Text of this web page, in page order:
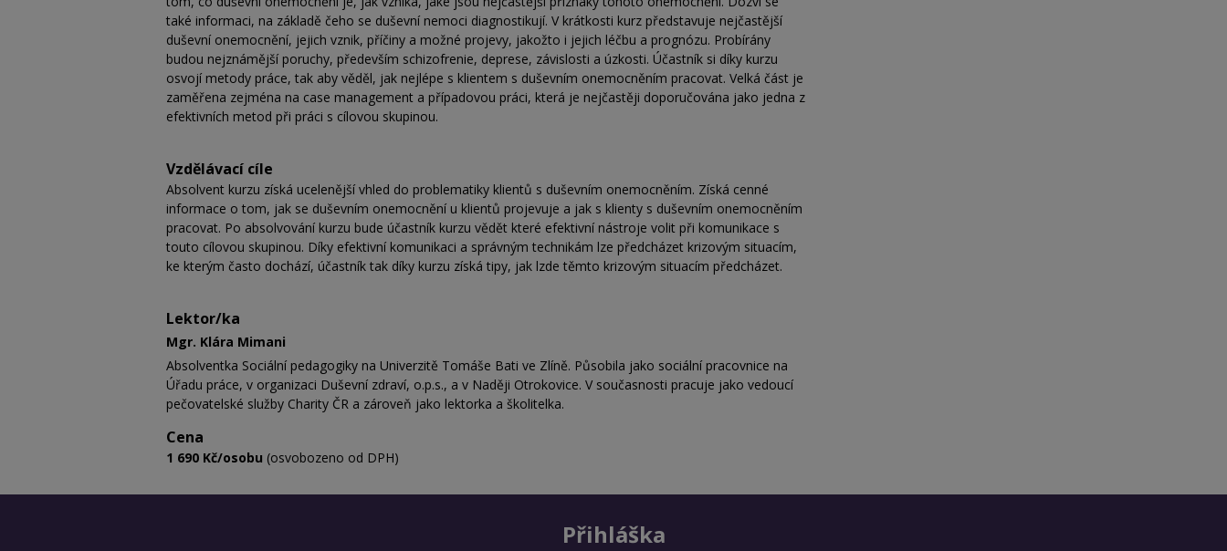
také informaci, na základě čeho se duševní nemoci diagnostikují. V krátkosti kurz představuje nejčastější
duševní onemocnění, jejich vznik, příčiny a možné projevy, jakožto i jejich léčbu a prognózu. Probírány
budou nejznámější poruchy, především schizofrenie, deprese, závislosti a úzkosti. Účastník si díky kurzu
osvojí metody práce, tak aby věděl, jak nejlépe s klientem s duševním onemocněním pracovat. Velká část je
zaměřena zejména na case management a případovou práci, která je nejčastěji doporučována jako jedna z
efektivních metod při práci s cílovou skupinou.
Vzdělávací cíle
Absolvent kurzu získá ucelenější vhled do problematiky klientů s duševním onemocněním. Získá cenné
informace o tom, jak se duševním onemocnění u klientů projevuje a jak s klienty s duševním onemocněním
pracovat. Po absolvování kurzu bude účastník kurzu vědět které efektivní nástroje volit při komunikace s
touto cílovou skupinou. Díky efektivní komunikaci a správným technikám lze předcházet krizovým situacím,
ke kterým často dochází, účastník tak díky kurzu získá tipy, jak lzde těmto krizovým situacím předcházet.
Lektor/ka
Mgr. Klára Mimani
Absolventka Sociální pedagogiky na Univerzitě Tomáše Bati ve Zlíně. Působila jako sociální pracovnice na
Úřadu práce, v organizaci Duševní zdraví, o.p.s., a v Naději Otrokovice. V současnosti pracuje jako vedoucí
pečovatelské služby Charity ČR a zároveň jako lektorka a školitelka.
Cena
1 690 Kč/osobu (osvobozeno od DPH)
Přihláška